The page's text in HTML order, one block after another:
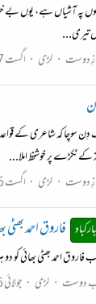
پہ آشیاں ہے، یوں بے خبر
تیری...
دوست
لڑی اگست 17، 2015
سوچا کہ شاعری کے قواعد
کے ٹکڑے پر خوشخط املا...
دوست
لڑی اگست 16، 2015
فاروق احمد
فاروق احمد بھٹی بھائی کو
دوست
لڑی جولائی 6، 2015